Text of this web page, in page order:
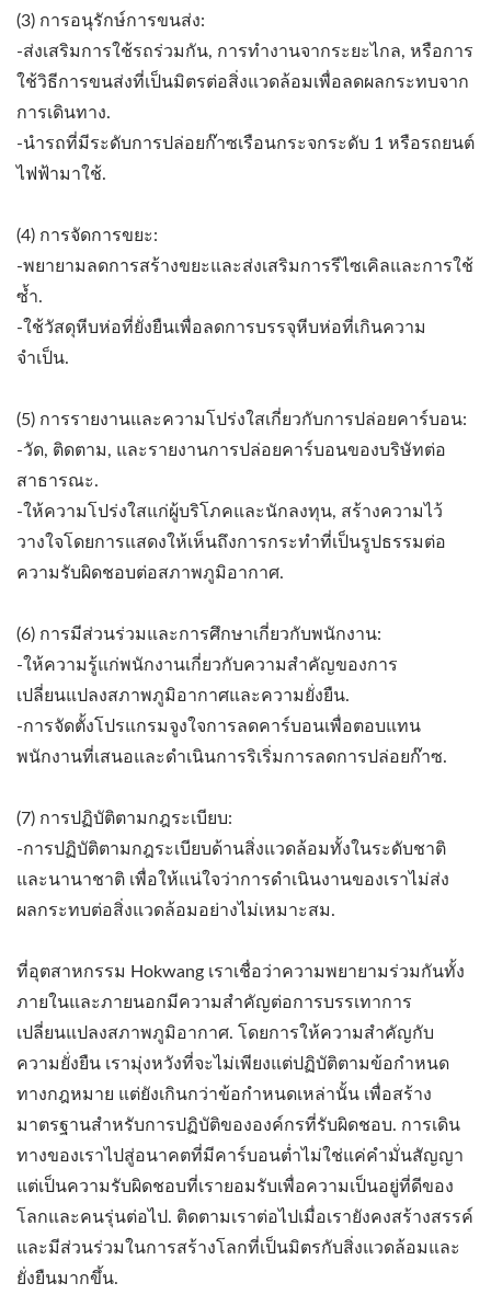
(3) การอนุรักษ์การขนส่ง:
-ส่งเสริมการใช้รถร่วมกัน, การทำงานจากระยะไกล, หรือการ
ใช้วิธีการขนส่งที่เป็นมิตรต่อสิ่งแวดล้อมเพื่อลดผลกระทบจาก
การเดินทาง.
-นำรถที่มีระดับการปล่อยก๊าซเรือนกระจกระดับ 1 หรือรถยนต์
ไฟฟ้ามาใช้.
(4) การจัดการขยะ:
-พยายามลดการสร้างขยะและส่งเสริมการรีไซเคิลและการใช้
ซ้ำ.
-ใช้วัสดุหีบห่อที่ยั่งยืนเพื่อลดการบรรจุหีบห่อที่เกินความ
จำเป็น.
(5) การรายงานและความโปร่งใสเกี่ยวกับการปล่อยคาร์บอน:
-วัด, ติดตาม, และรายงานการปล่อยคาร์บอนของบริษัทต่อ
สาธารณะ.
-ให้ความโปร่งใสแก่ผู้บริโภคและนักลงทุน, สร้างความไว้
วางใจโดยการแสดงให้เห็นถึงการกระทำที่เป็นรูปธรรมต่อ
ความรับผิดชอบต่อสภาพภูมิอากาศ.
(6) การมีส่วนร่วมและการศึกษาเกี่ยวกับพนักงาน:
-ให้ความรู้แก่พนักงานเกี่ยวกับความสำคัญของการ
เปลี่ยนแปลงสภาพภูมิอากาศและความยั่งยืน.
-การจัดตั้งโปรแกรมจูงใจการลดคาร์บอนเพื่อตอบแทน
พนักงานที่เสนอและดำเนินการริเริ่มการลดการปล่อยก๊าซ.
(7) การปฏิบัติตามกฎระเบียบ:
-การปฏิบัติตามกฎระเบียบด้านสิ่งแวดล้อมทั้งในระดับชาติ
และนานาชาติ เพื่อให้แน่ใจว่าการดำเนินงานของเราไม่ส่ง
ผลกระทบต่อสิ่งแวดล้อมอย่างไม่เหมาะสม.
ที่อุตสาหกรรม Hokwang เราเชื่อว่าความพยายามร่วมกันทั้ง
ภายในและภายนอกมีความสำคัญต่อการบรรเทาการ
เปลี่ยนแปลงสภาพภูมิอากาศ. โดยการให้ความสำคัญกับ
ความยั่งยืน เรามุ่งหวังที่จะไม่เพียงแต่ปฏิบัติตามข้อกำหนด
ทางกฎหมาย แต่ยังเกินกว่าข้อกำหนดเหล่านั้น เพื่อสร้าง
มาตรฐานสำหรับการปฏิบัติขององค์กรที่รับผิดชอบ. การเดิน
ทางของเราไปสู่อนาคตที่มีคาร์บอนต่ำไม่ใช่แค่คำมั่นสัญญา
แต่เป็นความรับผิดชอบที่เรายอมรับเพื่อความเป็นอยู่ที่ดีของ
โลกและคนรุ่นต่อไป. ติดตามเราต่อไปเมื่อเรายังคงสร้างสรรค์
และมีส่วนร่วมในการสร้างโลกที่เป็นมิตรกับสิ่งแวดล้อมและ
ยั่งยืนมากขึ้น.